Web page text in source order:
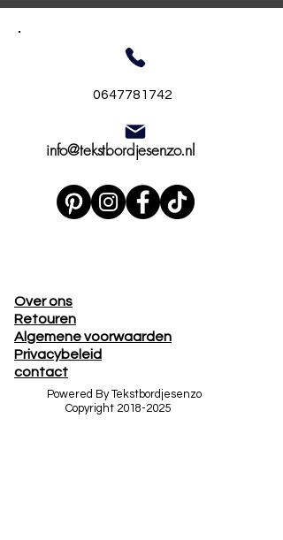
0647781742
info@tekstbordjesenzo.nl
Over ons
Retouren
Algemene voorwaarden
Privacybeleid
contact
Powered By Tekstbordjesenzo
Copyright 2018-2025